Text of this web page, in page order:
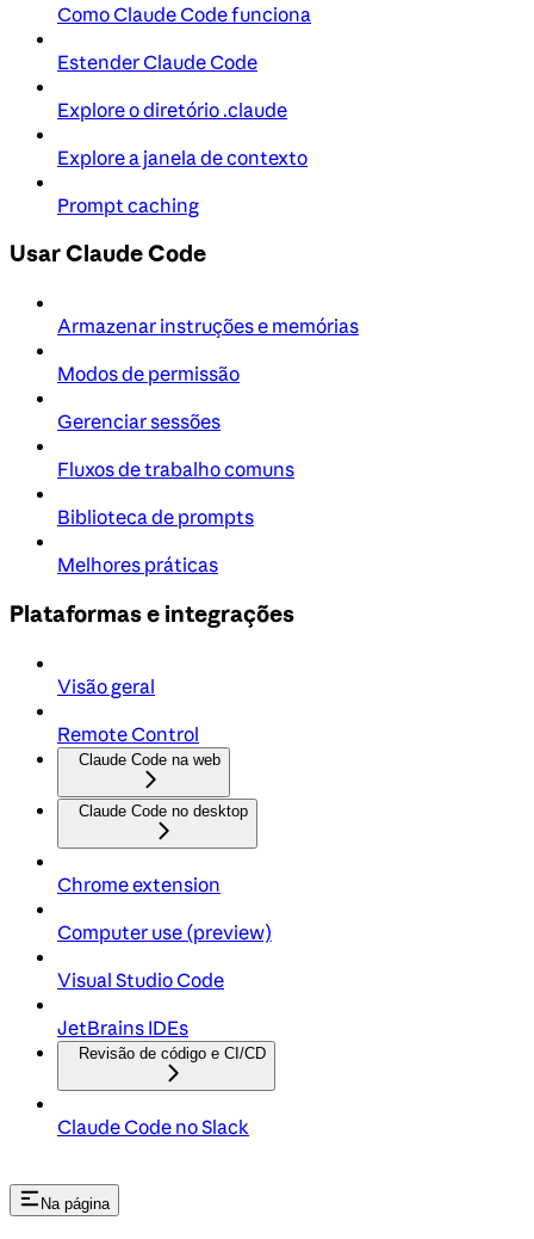
Como Claude Code funciona
Estender Claude Code
Explore o diretório .claude
Explore a janela de contexto
Prompt caching
Usar Claude Code
Armazenar instruções e memórias
Modos de permissão
Gerenciar sessões
Fluxos de trabalho comuns
Biblioteca de prompts
Melhores práticas
Plataformas e integrações
Visão geral
Remote Control
Claude Code na web
Claude Code no desktop
Chrome extension
Computer use (preview)
Visual Studio Code
JetBrains IDEs
Revisão de código e CI/CD
Claude Code no Slack
Na página